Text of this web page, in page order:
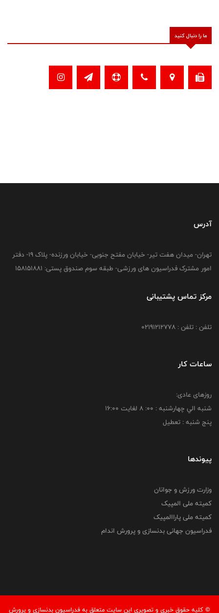
ما را دنبال کنید
آدرس
تهران- میدان هفت تیر- خیابان مفتح جنوبی- خیابان ورزنده- پلاک 19- دفتر
امور مشترک فدراسیون های ورزشی- طبقه سوم صندوق پستی: 158151881
مرکز تماس پشتیبانی
تلفن : تلفن : 02191212778
ساعات کار
روزهای عادی:
شنبه الي چهارشنبه : 00: 8 لغايت 16:00
پنج شنبه : تعطیل
پیوندها
وزارت ورزش و جوانان
کمیته ملی المپیک
کمیته ملی پاراالمپیک
فدراسیون جهانی بدنسازی و پرورش اندام
© کليه حقوق خبری و تصويری اين سايت متعلق به فدراسيون بدنسازی و پرورش